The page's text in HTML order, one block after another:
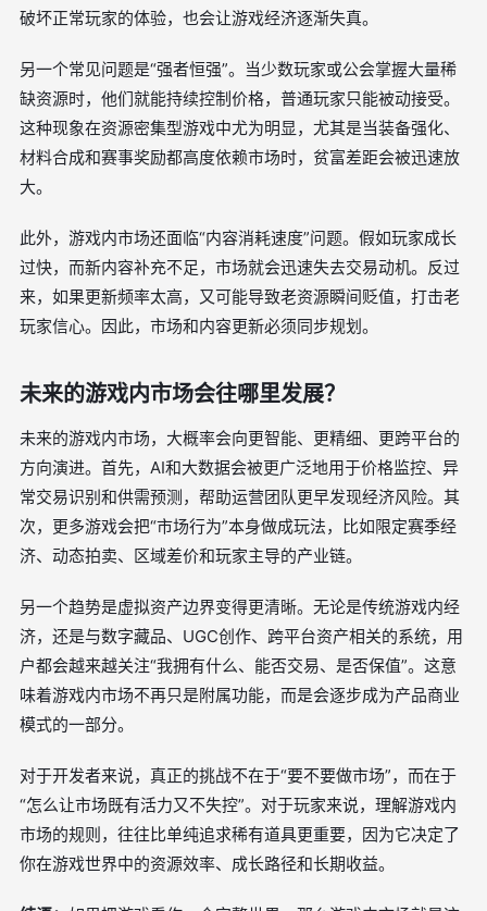
破坏正常玩家的体验，也会让游戏经济逐渐失真。
另一个常见问题是“强者恒强”。当少数玩家或公会掌握大量稀
缺资源时，他们就能持续控制价格，普通玩家只能被动接受。
这种现象在资源密集型游戏中尤为明显，尤其是当装备强化、
材料合成和赛事奖励都高度依赖市场时，贫富差距会被迅速放
大。
此外，游戏内市场还面临“内容消耗速度”问题。假如玩家成长
过快，而新内容补充不足，市场就会迅速失去交易动机。反过
来，如果更新频率太高，又可能导致老资源瞬间贬值，打击老
玩家信心。因此，市场和内容更新必须同步规划。
未来的游戏内市场会往哪里发展？
未来的游戏内市场，大概率会向更智能、更精细、更跨平台的
方向演进。首先，AI和大数据会被更广泛地用于价格监控、异
常交易识别和供需预测，帮助运营团队更早发现经济风险。其
次，更多游戏会把“市场行为”本身做成玩法，比如限定赛季经
济、动态拍卖、区域差价和玩家主导的产业链。
另一个趋势是虚拟资产边界变得更清晰。无论是传统游戏内经
济，还是与数字藏品、UGC创作、跨平台资产相关的系统，用
户都会越来越关注“我拥有什么、能否交易、是否保值”。这意
味着游戏内市场不再只是附属功能，而是会逐步成为产品商业
模式的一部分。
对于开发者来说，真正的挑战不在于“要不要做市场”，而在于
“怎么让市场既有活力又不失控”。对于玩家来说，理解游戏内
市场的规则，往往比单纯追求稀有道具更重要，因为它决定了
你在游戏世界中的资源效率、成长路径和长期收益。